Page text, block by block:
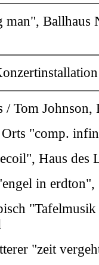
man", Ballhaus
/ Tom Johnson,
"comp.
Haus des
in erdton",
"zeit